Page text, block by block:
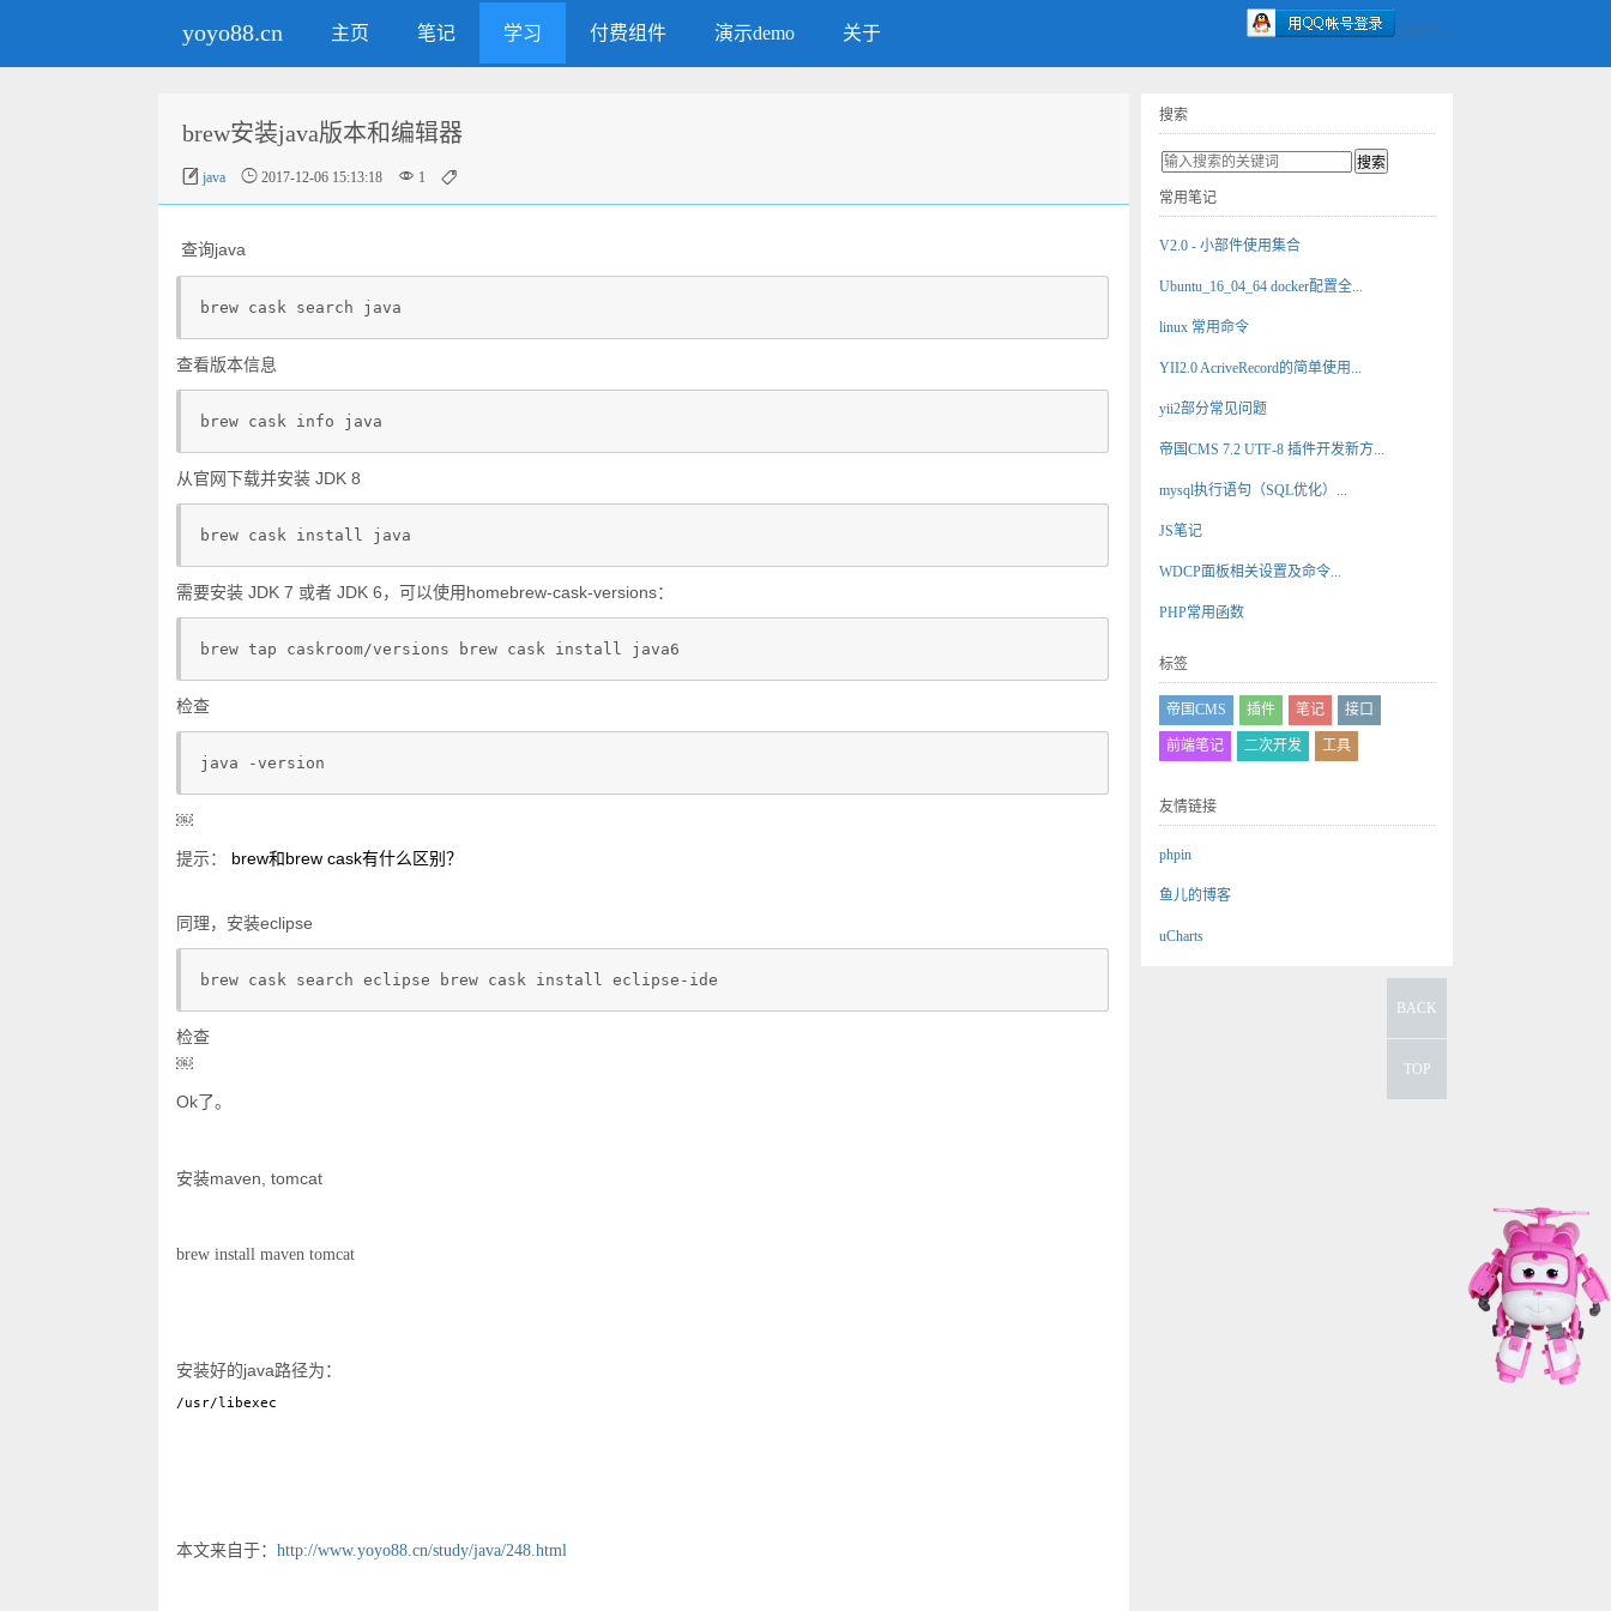
yoyo88.cn 主页 笔记 学习 付费组件 演示demo 关于 微信登录
brew安装java版本和编辑器
 java  2017-12-06 15:13:18  1 
查询java
brew cask search java
查看版本信息
brew cask info java
从官网下载并安装 JDK 8
brew cask install java
需要安装 JDK 7 或者 JDK 6，可以使用homebrew-cask-versions：
brew tap caskroom/versions brew cask install java6
检查
java -version
￼
提示： brew和brew cask有什么区别？
同理，安装eclipse
brew cask search eclipse brew cask install eclipse-ide
检查
￼
Ok了。
安装maven, tomcat
brew install maven tomcat
安装好的java路径为：
/usr/libexec
本文来自于： http://www.yoyo88.cn/study/java/248.html
搜索
常用笔记
V2.0 - 小部件使用集合
Ubuntu_16_04_64 docker配置全...
linux 常用命令
YII2.0 AcriveRecord的简单使用...
yii2部分常见问题
帝国CMS 7.2 UTF-8 插件开发新方...
mysql执行语句（SQL优化）...
JS笔记
WDCP面板相关设置及命令...
PHP常用函数
标签
帝国CMS 插件 笔记 接口
前端笔记 二次开发 工具
友情链接
phpin
鱼儿的博客
uCharts
BACK
TOP